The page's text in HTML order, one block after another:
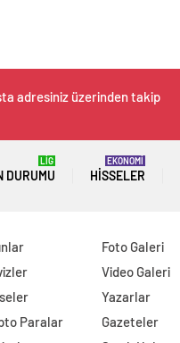
adresiniz üzerinden takip
DURUMU
LİG
HISSELER
EKONOMİ
Paralar
Foto Galeri
Video Galeri
Yazarlar
Gazeteler